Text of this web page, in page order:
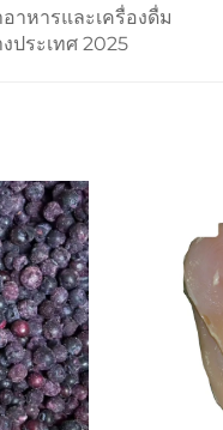
าหารและเครื่องดื่ม
ประเทศ 2025